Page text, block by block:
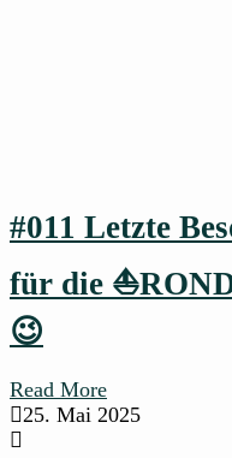
#011 Letzte
für die
😉
Read More
25. Mai 2025